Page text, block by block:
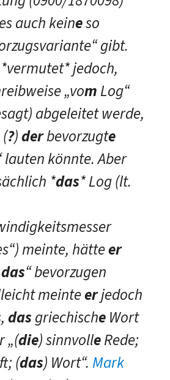
auch keineso
gibt.
jedoch,
„vomLog“
abgeleitet werde,
?)derbevorzugte
lauten könnte. Aber
*das* Log (lt.
meinte, hätteer
das“ bevorzugen
meinteerjedoch
dasgriechischeWort
„(die) sinnvolleRede;
(das) Wort“. Mark